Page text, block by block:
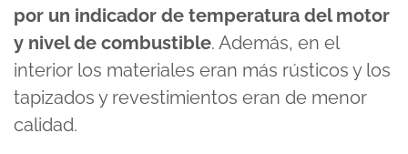
por un indicador de temperatura del motor
y nivel de combustible. Además, en el
interior los materiales eran más rústicos y los
tapizados y revestimientos eran de menor
calidad.